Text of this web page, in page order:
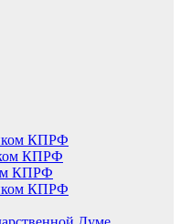
КПРФ
КПРФ
КПРФ
КПРФ